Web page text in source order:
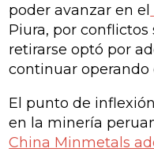
poder avanzar en el
Piura, por conflictos
retirarse optó por
continuar operando
El punto de
en la minería
China Minmetals